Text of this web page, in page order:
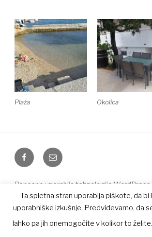
Plaža Okolica
Facebook
E-
pošta
Ponosno uporablja tehnologijo WordPress
Ta spletna stran uporablja piškote, da bi
uporabniške izkušnje. Predvidevamo, da
lahko pa jih onemogočite v kolikor to želite.